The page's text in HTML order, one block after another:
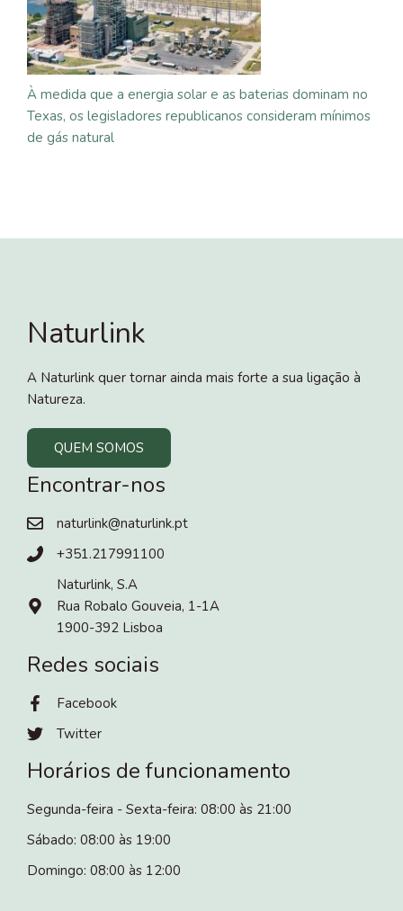
À medida que a energia solar e as baterias dominam no
Texas, os legisladores republicanos consideram mínimos
de gás natural
Naturlink
A Naturlink quer tornar ainda mais forte a sua ligação à
Natureza.
QUEM SOMOS
Encontrar-nos
naturlink@naturlink.pt
+351.217991100
Naturlink, S.A
Rua Robalo Gouveia, 1-1A
1900-392 Lisboa
Redes sociais
Facebook
Twitter
Horários de funcionamento
Segunda-feira - Sexta-feira: 08:00 às 21:00
Sábado: 08:00 às 19:00
Domingo: 08:00 às 12:00